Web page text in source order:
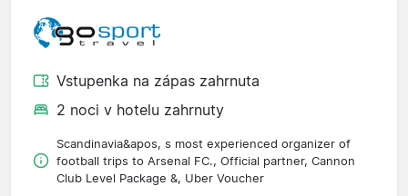
Vstupenka na zápas zahrnuta
2 noci v hotelu zahrnuty
Scandinavia&apos, s most experienced organizer of
football trips to Arsenal FC., Official partner, Cannon
Club Level Package &, Uber Voucher